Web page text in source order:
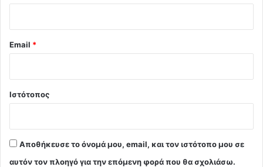
Email *
Ιστότοπος
Αποθήκευσε το όνομά μου, email, και τον ιστότοπο μου σε
αυτόν τον πλοηγό για την επόμενη φορά που θα σχολιάσω.